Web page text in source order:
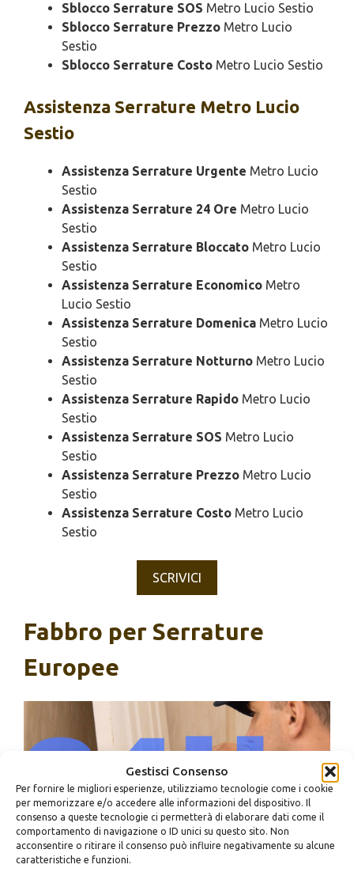
Gestisci Consenso
Per fornire le migliori esperienze, utilizziamo tecnologie come i cookie
per memorizzare e/o accedere alle informazioni del dispositivo. Il
consenso a queste tecnologie ci permetterà di elaborare dati come il
comportamento di navigazione o ID unici su questo sito. Non
acconsentire o ritirare il consenso può influire negativamente su alcune
caratteristiche e funzioni.
Sblocco Serrature SOS Metro Lucio Sestio
Sblocco Serrature Prezzo Metro Lucio
Sestio
Sblocco Serrature Costo Metro Lucio Sestio
Assistenza Serrature Metro Lucio
Sestio
Assistenza Serrature Urgente Metro Lucio
Sestio
Assistenza Serrature 24 Ore Metro Lucio
Sestio
Assistenza Serrature Bloccato Metro Lucio
Sestio
Assistenza Serrature Economico Metro
Lucio Sestio
Assistenza Serrature Domenica Metro Lucio
Sestio
Assistenza Serrature Notturno Metro Lucio
Sestio
Assistenza Serrature Rapido Metro Lucio
Sestio
Assistenza Serrature SOS Metro Lucio
Sestio
Assistenza Serrature Prezzo Metro Lucio
Sestio
Assistenza Serrature Costo Metro Lucio
Sestio
SCRIVICI
Fabbro per Serrature
Europee
Metro Lucio Sestio – Fabbro per Serrature Europee a
Metro Lucio Sestio